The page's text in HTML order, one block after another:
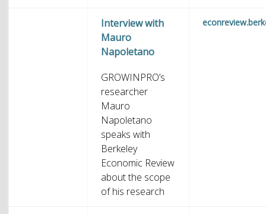
Interview with
Mauro
Napoletano
GROWINPRO’s
researcher
Mauro
Napoletano
speaks with
Berkeley
Economic Review
about the scope
of his research